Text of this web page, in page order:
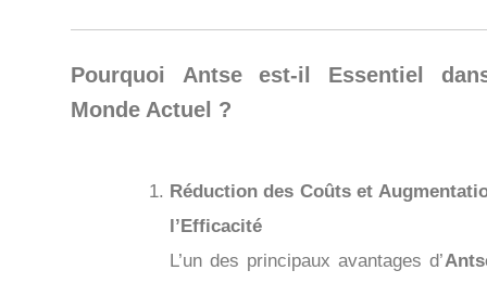
Pourquoi Antseest-il Essentiel
Monde Actuel ?
Réduction des Coûts et
l’Efficacité
L’un des principaux avantages d’